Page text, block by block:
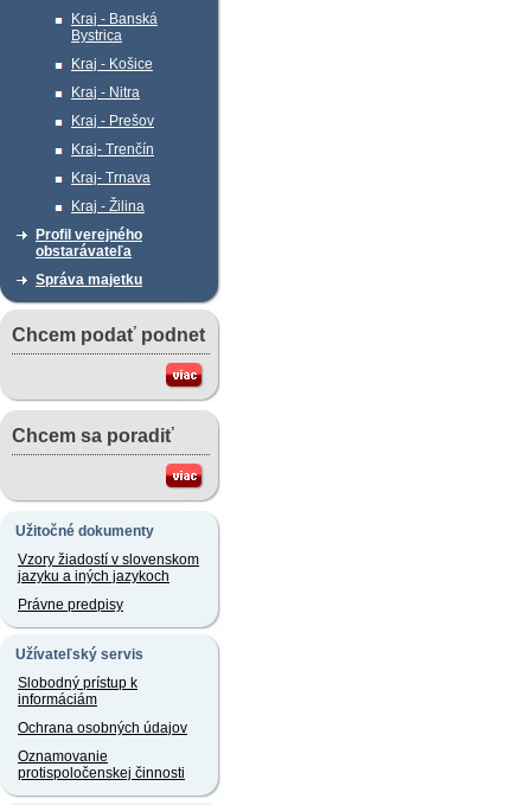
Kraj - Banská
Bystrica
Kraj - Košice
Kraj - Nitra
Kraj - Prešov
Kraj- Trenčín
Kraj- Trnava
Kraj - Žilina
Profil verejného
obstarávateľa
Správa majetku
Chcem podať podnet
Chcem sa poradiť
Užitočné dokumenty
Vzory žiadostí v slovenskom
jazyku a iných jazykoch
Právne predpisy
Užívateľský servis
Slobodný prístup k
informáciám
Ochrana osobných údajov
Oznamovanie
protispoločenskej činnosti